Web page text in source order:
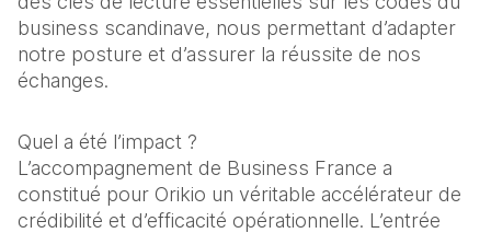
business scandinave, nous permettant d’adapter
notre posture et d’assurer la réussite de nos
échanges.
Quel a été l’impact ?
L’accompagnement de Business France a
constitué pour Orikio un véritable accélérateur de
crédibilité et d’efficacité opérationnelle. L’entrée